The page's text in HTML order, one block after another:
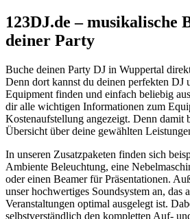
123DJ.de – musikalische
deiner Party
Buche deinen Party DJ in Wuppertal
Denn dort kannst du deinen perfekten DJ
Equipment finden und einfach beliebig
dir alle wichtigen Informationen zum
Kostenaufstellung angezeigt. Denn damit
Übersicht über deine gewählten
In unseren Zusatzpaketen finden sich
Ambiente Beleuchtung, eine
oder einen Beamer für Präsentationen.
unser hochwertiges Soundsystem an, das
Veranstaltungen optimal ausgelegt ist.
selbstverständlich den kompletten Auf-